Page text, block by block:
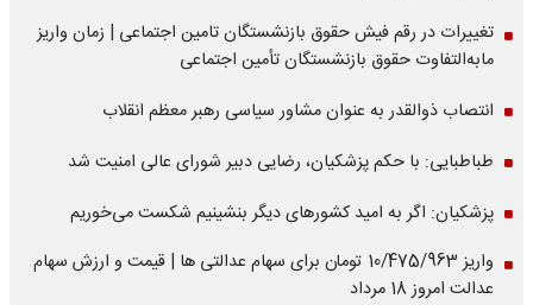
تغییرات در رقم فیش حقوق بازنشستگان تامین اجتماعی | زمان واریز
مابه‌التفاوت حقوق بازنشستگان تأمین اجتماعی
انتصاب ذوالقدر به عنوان مشاور سیاسی رهبر معظم انقلاب
طباطبایی: با حکم پزشکیان، رضایی دبیر شورای عالی امنیت شد
پزشکیان: اگر به امید کشورهای دیگر بنشینیم شکست می‌خوریم
واریز 10/475/963 تومان برای سهام عدالتی ها | قیمت و ارزش سهام
عدالت امروز 18 مرداد